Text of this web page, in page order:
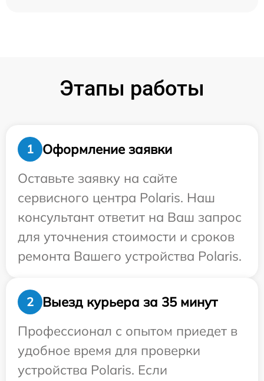
Этапы работы
1
Оформление заявки
Оставьте заявку на сайте
сервисного центра Polaris. Наш
консультант ответит на Ваш запрос
для уточнения стоимости и сроков
ремонта Вашего устройства Polaris.
2
Выезд курьера за 35 минут
Профессионал с опытом приедет в
удобное время для проверки
устройства Polaris. Если